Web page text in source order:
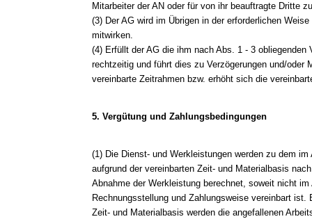
Mitarbeiter der AN oder für von ihr beauftragte Dritte
(3) Der AG wird im Übrigen in der erforderlichen
mitwirken.
(4) Erfüllt der AG die ihm nach Abs. 1 - 3 obliegenden
rechtzeitig und führt dies zu Verzögerungen und/oder
vereinbarte Zeitrahmen bzw. erhöht sich die
5. Vergütung und Zahlungsbedingungen
(1) Die Dienst- und Werkleistungen werden zu dem
aufgrund der vereinbarten Zeit- und Materialbasis
Abnahme der Werkleistung berechnet, soweit nicht im
Rechnungsstellung und Zahlungsweise vereinbart
Zeit- und Materialbasis werden die angefallenen